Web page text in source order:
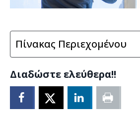
Πίνακας Περιεχομένου
Διαδώστε ελεύθερα!!